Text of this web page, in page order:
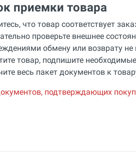
приемки товара
что товар соответствует
проверьте внешнее
обмену или возврату не
товар, подпишите
весь пакет документов к
подтверждающих